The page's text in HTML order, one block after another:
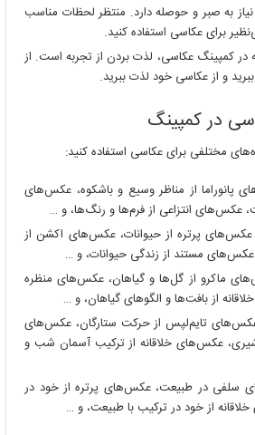
به صبر و حوصله دارد. منتظر لحظات مناسب
برای عکاسی استفاده کنید.
در کمپینگ عکاسی، لذت بردن از تجربه است. از
و از عکاسی خود لذت ببرید.
در کمپینگ
مختلفی برای عکاسی استفاده کنید:
پانوراما از مناظر وسیع و باشکوه، عکس‌های
عکس‌های انتزاعی از فرم‌ها و رنگ‌ها، و …
عکس‌های پرتره از حیوانات، عکس‌های اکشن از
مستند از زندگی حیوانات، و …
ماکرو از گل‌ها و گیاهان، عکس‌های منظره
از بافت‌ها و الگوهای گیاهان، و …
تایم‌لپس از حرکت ستارگان، عکس‌های
شیری، عکس‌های خلاقانه از ترکیب آسمان شب و
سلفی در طبیعت، عکس‌های پرتره از خود در
از خود در ترکیب با طبیعت، و …